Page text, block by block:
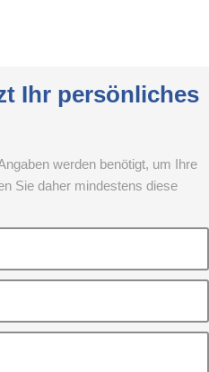
Ihr persönliches
werden benötigt, um Ihre
Sie daher mindestens diese